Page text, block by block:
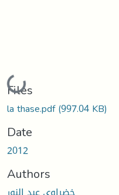
Loading...
Files
la thase.pdf(997.04 KB)
Date
2012
Authors